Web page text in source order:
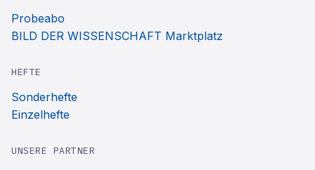
Probeabo
BILD DER WISSENSCHAFT Marktplatz
HEFTE
Sonderhefte
Einzelhefte
UNSERE PARTNER